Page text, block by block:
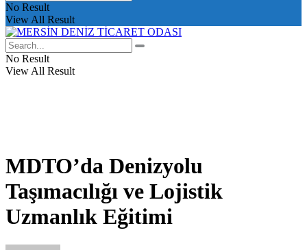
No Result
View All Result
No Result
View All Result
MDTO’da Denizyolu
Taşımacılığı ve Lojistik
Uzmanlık Eğitimi